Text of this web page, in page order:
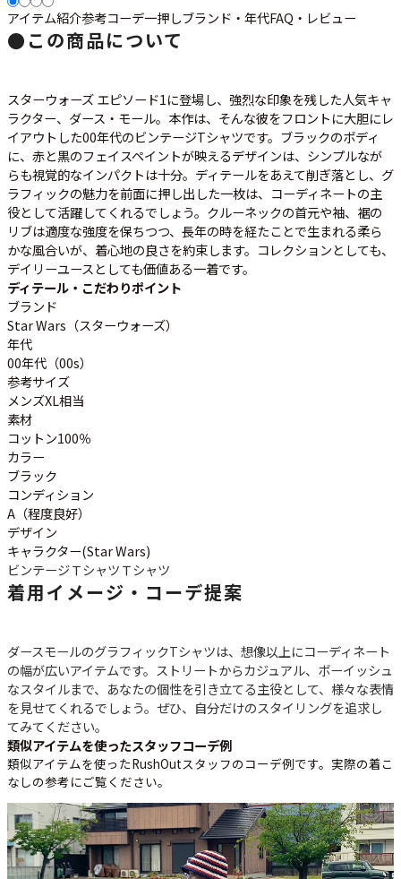
90年代 80年代 70年代
すべての年代を見る
週刊ラッシュアウト新聞
古着コラム
メディア・イベント情報
Youtube 古着屋Rush Out チャンネル
スタッフコーディネート
ご利用案内
お客様の声
お気に入りリスト
会員登録
メルマガ登録
会社概要
古着卸売
特定商取引法に基づく表示
プライバシーポリシー
お問い合わせ
アイテム紹介参考コーデ一押しブランド・年代FAQ・レビュー
● この商品について
スターウォーズ エピソード1に登場し、強烈な印象を残した人気キャ
ラクター、ダース・モール。本作は、そんな彼をフロントに大胆にレ
イアウトした00年代のビンテージTシャツです。ブラックのボディ
に、赤と黒のフェイスペイントが映えるデザインは、シンプルなが
らも視覚的なインパクトは十分。ディテールをあえて削ぎ落とし、グ
ラフィックの魅力を前面に押し出した一枚は、コーディネートの主
役として活躍してくれるでしょう。クルーネックの首元や袖、裾の
リブは適度な強度を保ちつつ、長年の時を経たことで生まれる柔ら
かな風合いが、着心地の良さを約束します。コレクションとしても、
デイリーユースとしても価値ある一着です。
ディテール・こだわりポイント
ブランド
Star Wars（スターウォーズ）
年代
00年代（00s）
参考サイズ
メンズXL相当
素材
コットン100％
カラー
ブラック
コンディション
A（程度良好）
デザイン
キャラクター(Star Wars)
ビンテージＴシャツＴシャツ
着用イメージ・コーデ提案
ダースモールのグラフィックTシャツは、想像以上にコーディネート
の幅が広いアイテムです。ストリートからカジュアル、ボーイッシュ
なスタイルまで、あなたの個性を引き立てる主役として、様々な表情
を見せてくれるでしょう。ぜひ、自分だけのスタイリングを追求し
てみてください。
類似アイテムを使ったスタッフコーデ例
類似アイテムを使ったRushOutスタッフのコーデ例です。実際の着こ
なしの参考にご覧ください。